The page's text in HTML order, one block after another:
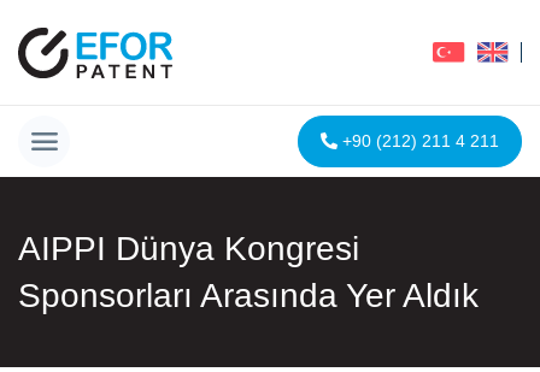
+90 (212) 211 4 211
AIPPI Dünya Kongresi
Sponsorları Arasında Yer Aldık